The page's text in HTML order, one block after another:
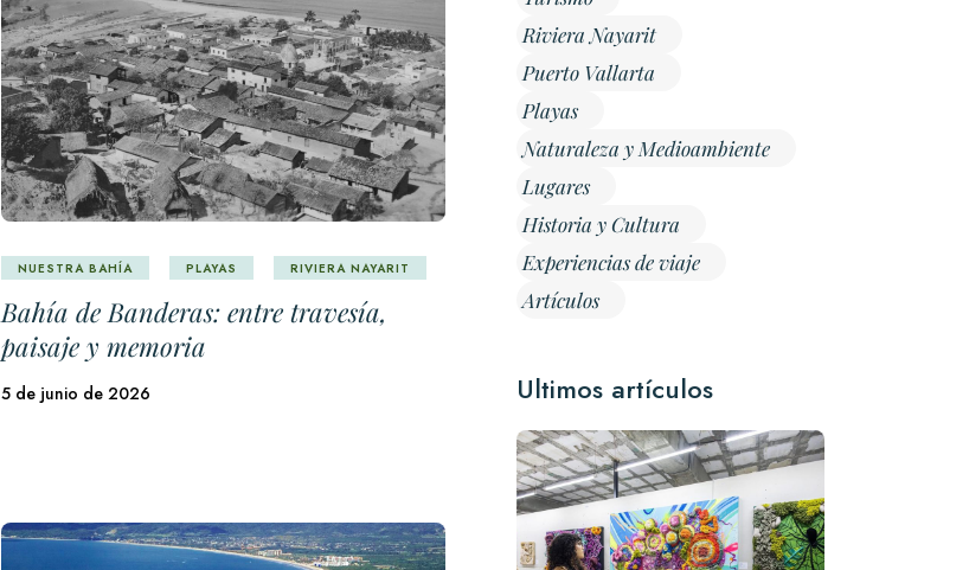
NUESTRA BAHÍA PLAYAS RIVIERA NAYARIT
Bahía de Banderas: entre travesía,
paisaje y memoria
5 de junio de 2026
Riviera Nayarit
Puerto Vallarta
Playas
Naturaleza y Medioambiente
Lugares
Historia y Cultura
Experiencias de viaje
Artículos
Ultimos artículos